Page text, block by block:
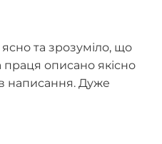
та зрозуміло, що
праця описано якісно
написання. Дуже